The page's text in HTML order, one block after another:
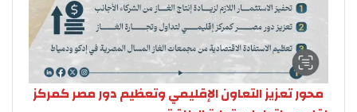
محور تعزيز التعاون الإقليمي وتعظيم دور مصر كمركز